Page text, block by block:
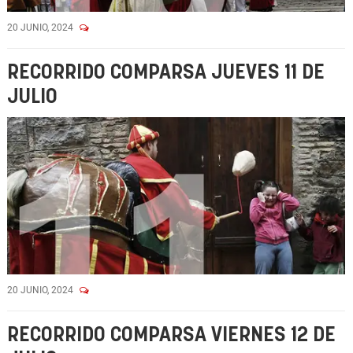
20 JUNIO, 2024
RECORRIDO COMPARSA JUEVES 11 DE
JULIO
20 JUNIO, 2024
RECORRIDO COMPARSA VIERNES 12 DE